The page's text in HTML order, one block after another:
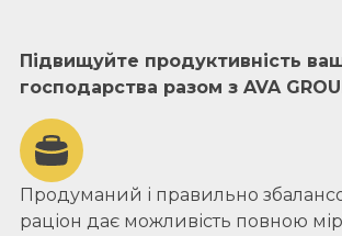
Підвищуйте продуктивність
господарства разом з AVA
Продуманий і правильно
раціон дає можливість повною